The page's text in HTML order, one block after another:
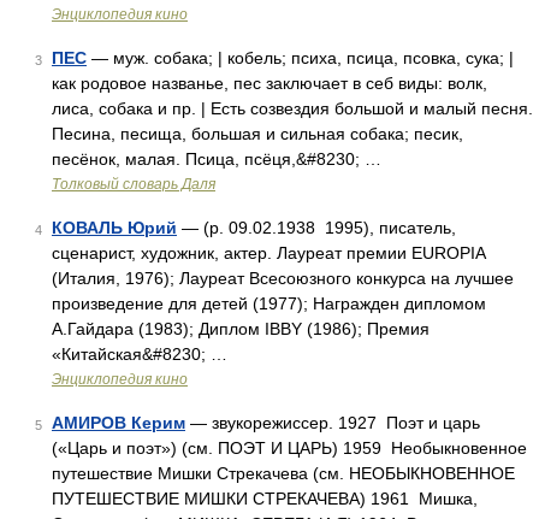
Энциклопедия кино
3 ПЕС — муж. собака; | кобель; психа, псица, псовка, сука; |
как родовое названье, пес заключает в себ виды: волк,
лиса, собака и пр. | Есть созвездия большой и малый песня.
Песина, песища, большая и сильная собака; песик,
песёнок, малая. Псица, псёця,&#8230; …
Толковый словарь Даля
4 КОВАЛЬ Юрий — (р. 09.02.1938 1995), писатель,
сценарист, художник, актер. Лауреат премии EUROPIA
(Италия, 1976); Лауреат Всесоюзного конкурса на лучшее
произведение для детей (1977); Награжден дипломом
А.Гайдара (1983); Диплом IBBY (1986); Премия
«Китайская&#8230; …
Энциклопедия кино
5 АМИРОВ Керим — звукорежиссер. 1927 Поэт и царь
(«Царь и поэт») (см. ПОЭТ И ЦАРЬ) 1959 Необыкновенное
путешествие Мишки Стрекачева (см. НЕОБЫКНОВЕННОЕ
ПУТЕШЕСТВИЕ МИШКИ СТРЕКАЧЕВА) 1961 Мишка,